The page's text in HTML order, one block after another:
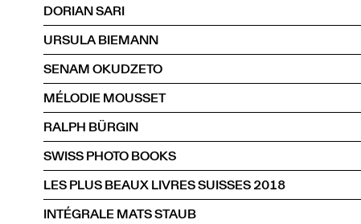
DORIAN SARI
URSULA BIEMANN
SENAM OKUDZETO
MÉLODIE MOUSSET
RALPH BÜRGIN
SWISS PHOTO BOOKS
LES PLUS BEAUX LIVRES SUISSES 2018
INTÉGRALE MATS STAUB